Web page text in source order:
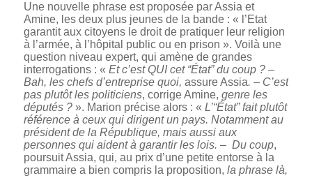
Une nouvelle phrase est proposée par Assia et
Amine, les deux plus jeunes de la bande : « l’Etat
garantit aux citoyens le droit de pratiquer leur religion
à l’armée, à l’hôpital public ou en prison ». Voilà une
question niveau expert, qui amène de grandes
interrogations : « Et c’est QUI cet “État” du coup ?–
Bah, les chefs d’entreprise quoi, assure Assia. – C’est
pas plutôt les politiciens, corrige Amine, genre les
députés ?». Marion précise alors : « L’“État” fait plutôt
référence à ceux qui dirigent un pays. Notamment au
président de la République, mais aussi aux
personnes qui aident à garantir les lois. – Du coup,
poursuit Assia, qui, au prix d’une petite entorse à la
grammaire a bien compris la proposition, la phrase là,